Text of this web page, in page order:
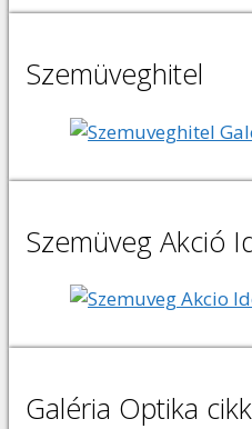
Szemüveghitel
Szemüveg Akció
Galéria Optika